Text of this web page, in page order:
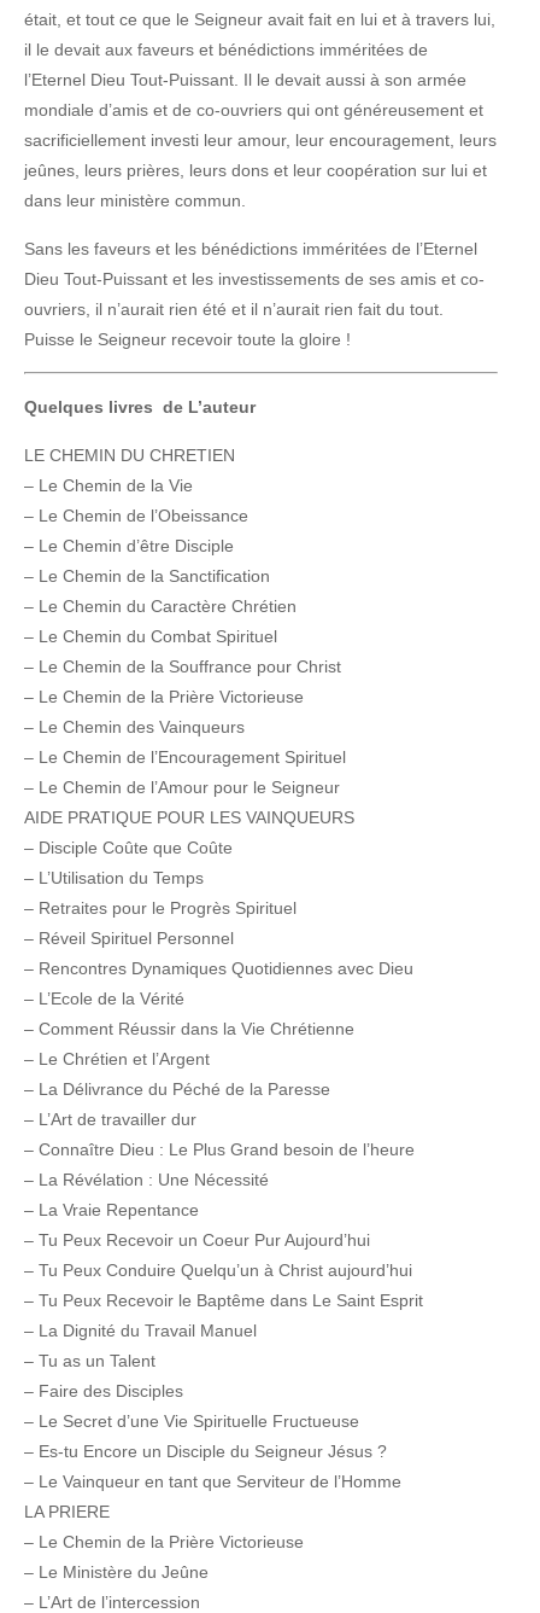
était, et tout ce que le Seigneur avait fait en lui et à travers lui,
il le devait aux faveurs et bénédictions imméritées de
l’Eternel Dieu Tout-Puissant. Il le devait aussi à son armée
mondiale d’amis et de co-ouvriers qui ont généreusement et
sacrificiellement investi leur amour, leur encouragement, leurs
jeûnes, leurs prières, leurs dons et leur coopération sur lui et
dans leur ministère commun.
Sans les faveurs et les bénédictions imméritées de l’Eternel
Dieu Tout-Puissant et les investissements de ses amis et co-
ouvriers, il n’aurait rien été et il n’aurait rien fait du tout.
Puisse le Seigneur recevoir toute la gloire !
Quelques livres de L’auteur
LE CHEMIN DU CHRETIEN
– Le Chemin de la Vie
– Le Chemin de l’Obeissance
– Le Chemin d’être Disciple
– Le Chemin de la Sanctification
– Le Chemin du Caractère Chrétien
– Le Chemin du Combat Spirituel
– Le Chemin de la Souffrance pour Christ
– Le Chemin de la Prière Victorieuse
– Le Chemin des Vainqueurs
– Le Chemin de l’Encouragement Spirituel
– Le Chemin de l’Amour pour le Seigneur
AIDE PRATIQUE POUR LES VAINQUEURS
– Disciple Coûte que Coûte
– L’Utilisation du Temps
– Retraites pour le Progrès Spirituel
– Réveil Spirituel Personnel
– Rencontres Dynamiques Quotidiennes avec Dieu
– L’Ecole de la Vérité
– Comment Réussir dans la Vie Chrétienne
– Le Chrétien et l’Argent
– La Délivrance du Péché de la Paresse
– L’Art de travailler dur
– Connaître Dieu : Le Plus Grand besoin de l’heure
– La Révélation : Une Nécessité
– La Vraie Repentance
– Tu Peux Recevoir un Coeur Pur Aujourd’hui
– Tu Peux Conduire Quelqu’un à Christ aujourd’hui
– Tu Peux Recevoir le Baptême dans Le Saint Esprit
– La Dignité du Travail Manuel
– Tu as un Talent
– Faire des Disciples
– Le Secret d’une Vie Spirituelle Fructueuse
– Es-tu Encore un Disciple du Seigneur Jésus ?
– Le Vainqueur en tant que Serviteur de l’Homme
LA PRIERE
– Le Chemin de la Prière Victorieuse
– Le Ministère du Jeûne
– L’Art de l’intercession